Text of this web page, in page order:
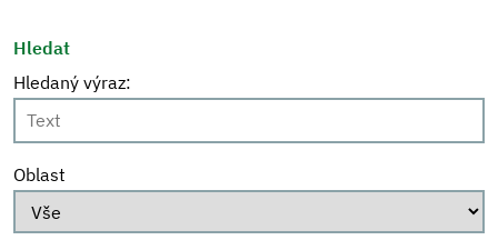
Hledat
Hledaný výraz:
Oblast